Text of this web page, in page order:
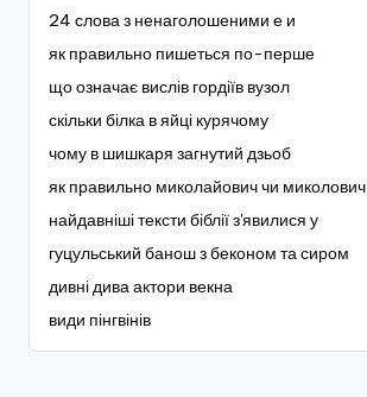
24 слова з ненаголошеними е и
як правильно пишеться по-перше
що означає вислів гордіїв вузол
скільки білка в яйці курячому
чому в шишкаря загнутий дзьоб
як правильно миколайович чи миколович
найдавніші тексти біблії з'явилися у
гуцульський банош з беконом та сиром
дивні дива актори векна
види пінгвінів